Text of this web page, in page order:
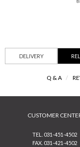
DELIVERY
Q & A /
CUSTOMER
TEL. 031-451-4502
FAX. 031-421-4502